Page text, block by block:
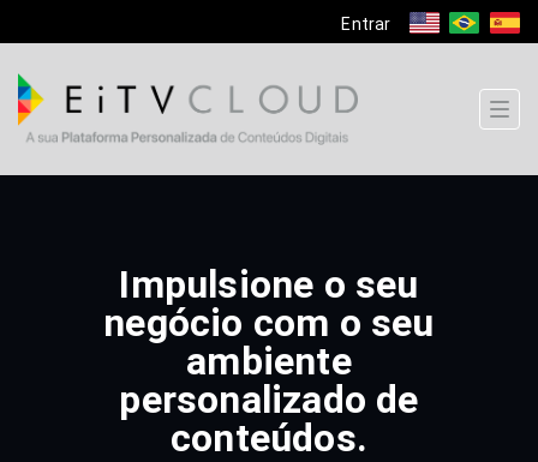
Entrar
Impulsione o seu
negócio com o seu
ambiente
personalizado de
conteúdos.